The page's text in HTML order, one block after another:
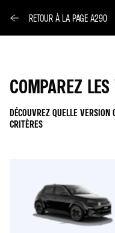
RETOUR À LA PAGE A290
COMPAREZ
DÉCOUVREZ QUELLE
CRITÈRES